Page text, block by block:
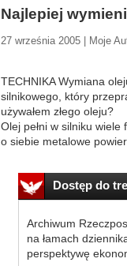
Najlepiej
27 września 2005 | Moje
TECHNIKA Wymiana
silnikowego, który
używałem złego oleju?
Olej pełni w silniku
o siebie metalowe
Dostęp do
Archiwum
na łamach
perspektywę